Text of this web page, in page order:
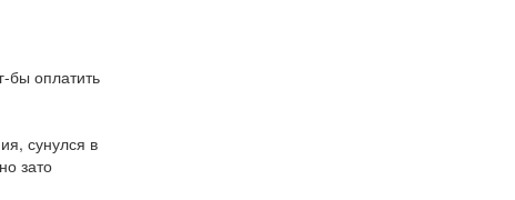
бы оплатить
сунулся в
зато